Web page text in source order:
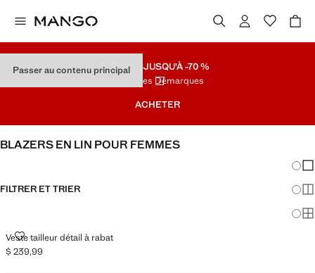
Passer au contenu principal
SOLDESJUSQU'À -70 %
Dernières Démarques
ACHETER
BLAZERS EN LIN POUR FEMMES
FILTRER ET TRIER
Veste tailleur détail à rabat
VESTE TAILLEUR DÉTAIL À RABAT
Prix actuel [$ 239,99 ]
$ 239,99